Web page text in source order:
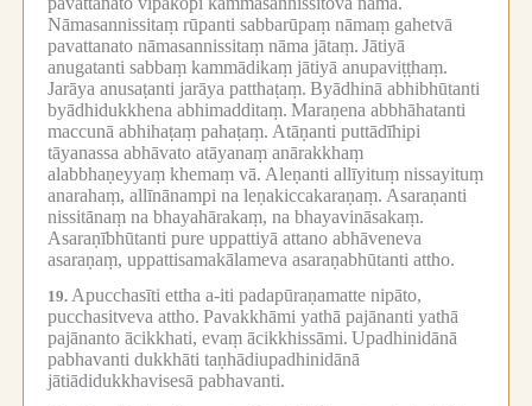
Nāmasannissitaṃ rūpanti sabbarūpaṃ nāmaṃ gahetvā
pavattanato nāmasannissitaṃ nāma jātaṃ. Jātiyā
anugatanti sabbaṃ kammādikaṃ jātiyā anupaviṭṭhaṃ.
Jarāya anusaṭanti jarāya patthaṭaṃ. Byādhinā abhibhūtanti
byādhidukkhena abhimadditaṃ. Maraṇena abbhāhatanti
maccunā abhihaṭaṃ pahaṭaṃ. Atāṇanti puttādīhipi
tāyanassa abhāvato atāyanaṃ anārakkhaṃ
alabbhaṇeyyaṃ khemaṃ vā. Aleṇanti allīyituṃ nissayituṃ
anarahaṃ, allīnānampi na leṇakiccakaraṇaṃ. Asaraṇanti
nissitānaṃ na bhayahārakaṃ, na bhayavināsakaṃ.
Asaraṇībhūtanti pure uppattiyā attano abhāveneva
asaraṇaṃ, uppattisamakālameva asaraṇabhūtanti attho.
19. Apucchasīti ettha a-iti padapūraṇamatte nipāto,
pucchasitveva attho. Pavakkhāmi yathā pajānanti yathā
pajānanto ācikkhati, evaṃ ācikkhissāmi. Upadhinidānā
pabhavanti dukkhāti taṇhādiupadhinidānā
jātiādidukkhavisesā pabhavanti.